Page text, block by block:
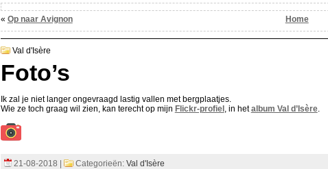
« Op naar Avignon Home
Val d'Isère
Foto’s
Ik zal je niet langer ongevraagd lastig vallen met bergplaatjes.
Wie ze toch graag wil zien, kan terecht op mijn Flickr-profiel , in hetalbum Val d’Isère.
21-08-2018 | Categorieën: Val d'Isère